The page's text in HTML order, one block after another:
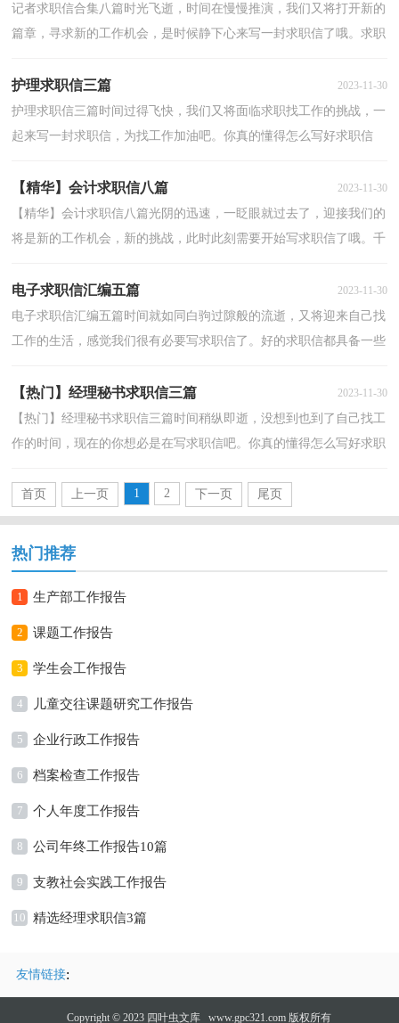
记者求职信合集八篇时光飞逝，时间在慢慢推演，我们又将打开新的
篇章，寻求新的工作机会，是时候静下心来写一封求职信了哦。求职
护理求职信三篇 2023-11-30
护理求职信三篇时间过得飞快，我们又将面临求职找工作的挑战，一
起来写一封求职信，为找工作加油吧。你真的懂得怎么写好求职信
【精华】会计求职信八篇 2023-11-30
【精华】会计求职信八篇光阴的迅速，一眨眼就过去了，迎接我们的
将是新的工作机会，新的挑战，此时此刻需要开始写求职信了哦。千
电子求职信汇编五篇 2023-11-30
电子求职信汇编五篇时间就如同白驹过隙般的流逝，又将迎来自己找
工作的生活，感觉我们很有必要写求职信了。好的求职信都具备一些
【热门】经理秘书求职信三篇 2023-11-30
【热门】经理秘书求职信三篇时间稍纵即逝，没想到也到了自己找工
作的时间，现在的你想必是在写求职信吧。你真的懂得怎么写好求职
首页
上一页 1 2 下一页 尾页
热门推荐
1 生产部工作报告
2 课题工作报告
3 学生会工作报告
4 儿童交往课题研究工作报告
5 企业行政工作报告
6 档案检查工作报告
7 个人年度工作报告
8 公司年终工作报告10篇
9 支教社会实践工作报告
10 精选经理求职信3篇
友情链接:
Copyright © 2023 四叶虫文库 www.gpc321.com 版权所有